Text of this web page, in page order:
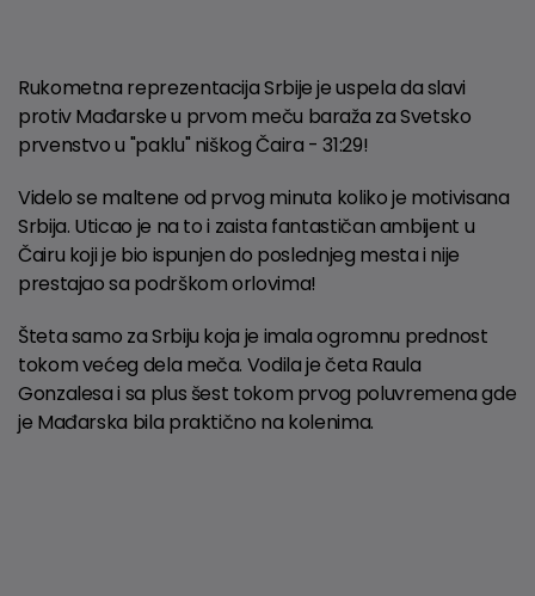
Rukometna reprezentacija Srbije je uspela da slavi
protiv Mađarske u prvom meču baraža za Svetsko
prvenstvo u "paklu" niškog Čaira - 31:29!
Videlo se maltene od prvog minuta koliko je motivisana
Srbija. Uticao je na to i zaista fantastičan ambijent u
Čairu koji je bio ispunjen do poslednjeg mesta i nije
prestajao sa podrškom orlovima!
Šteta samo za Srbiju koja je imala ogromnu prednost
tokom većeg dela meča. Vodila je četa Raula
Gonzalesa i sa plus šest tokom prvog poluvremena gde
je Mađarska bila praktično na kolenima.